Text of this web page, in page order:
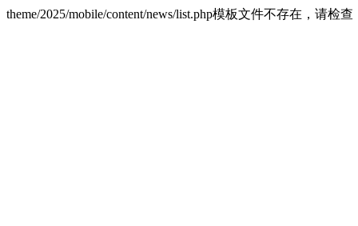
theme/2025/mobile/content/news/list.php模板文件不存在，请检查